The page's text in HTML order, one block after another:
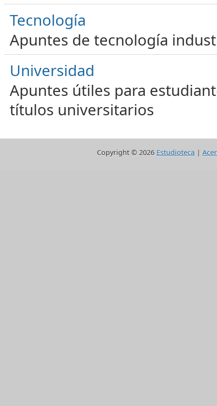
Tecnología
Apuntes de tecnología
Universidad
Apuntes útiles para
títulos universitarios
Copyright © 2026 Estudioteca |